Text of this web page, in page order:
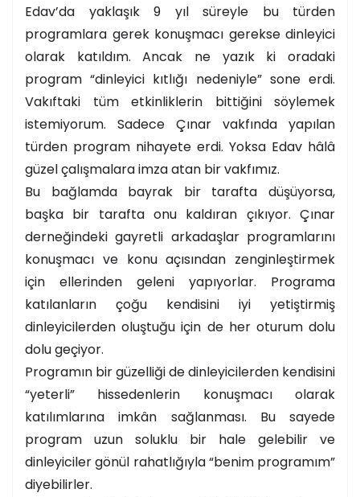
Edav’da yaklaşık 9 yıl süreyle bu türden
programlara gerek konuşmacı gerekse dinleyici
olarak katıldım. Ancak ne yazık ki oradaki
program “dinleyici kıtlığı nedeniyle” sone erdi.
Vakıftaki tüm etkinliklerin bittiğini söylemek
istemiyorum. Sadece Çınar vakfında yapılan
türden program nihayete erdi. Yoksa Edav hâlâ
güzel çalışmalara imza atan bir vakfımız.
Bu bağlamda bayrak bir tarafta düşüyorsa,
başka bir tarafta onu kaldıran çıkıyor. Çınar
derneğindeki gayretli arkadaşlar programlarını
konuşmacı ve konu açısından zenginleştirmek
için ellerinden geleni yapıyorlar. Programa
katılanların çoğu kendisini iyi yetiştirmiş
dinleyicilerden oluştuğu için de her oturum dolu
dolu geçiyor.
Programın bir güzelliği de dinleyicilerden kendisini
“yeterli” hissedenlerin konuşmacı olarak
katılımlarına imkân sağlanması. Bu sayede
program uzun soluklu bir hale gelebilir ve
dinleyiciler gönül rahatlığıyla “benim programım”
diyebilirler.